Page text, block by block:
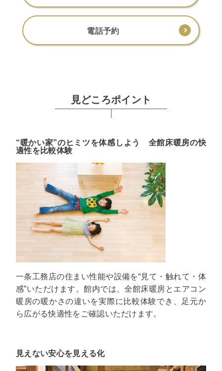
電話予約
見どころポイント
“暖かい家”のヒミツを体感しよう 全館床暖房の快
適性を比較体験
一条工務店の住まい性能や設備を“見て・触れて・体
感”いただけます。館内では、全館床暖房とエアコン
暖房の暖かさの違いを実際に比較体験でき、足元か
ら広がる快適性をご確認いただけます。
見えない安心を見える化